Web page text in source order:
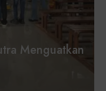
Menguatkan